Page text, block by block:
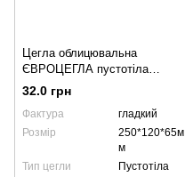
Цегла облицювальна
ЄВРОЦЕГЛА пустотіла
гладка 250х120х65мм
морквяна
32.0 грн
Фактура
гладкий
Розмір
250*120*65м
м
Тип цегли
Пустотіла